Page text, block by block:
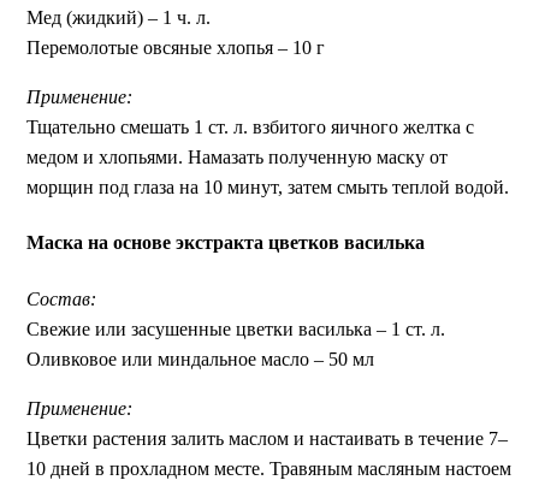
Мед (жидкий) – 1 ч. л.
Перемолотые овсяные хлопья – 10 г
Применение:
Тщательно смешать 1 ст. л. взбитого яичного желтка с
медом и хлопьями. Намазать полученную маску от
морщин под глаза на 10 минут, затем смыть теплой водой.
Маска на основе экстракта цветков василька
Состав:
Свежие или засушенные цветки василька – 1 ст. л.
Оливковое или миндальное масло – 50 мл
Применение:
Цветки растения залить маслом и настаивать в течение 7–
10 дней в прохладном месте. Травяным масляным настоем